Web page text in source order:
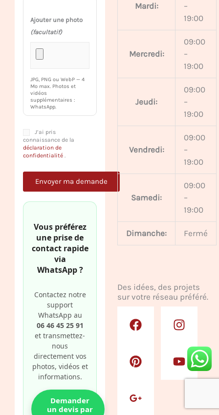
Ajouter une photo
(facultatif)
JPG, PNG ou WebP — 4
Mo max. Photos et
vidéos
supplémentaires :
WhatsApp.
J’ai pris
connaissance de la
déclaration de
confidentialité .
Vous préférez
une prise de
contact rapide
via
WhatsApp ?
Contactez notre
support
WhatsApp au
06 46 45 25 91
et transmettez-
nous
directement vos
photos, vidéos et
informations.
Demander
un devis par
Mardi:
–
19:00
Mercredi:
09:00
–
19:00
Jeudi:
09:00
–
19:00
Vendredi:
09:00
–
19:00
Samedi:
09:00
–
19:00
Dimanche: Fermé
Des idées, des projets
sur votre réseau préféré.
a
b
k
n
a
m
i
e
s
o
u
o
l
p